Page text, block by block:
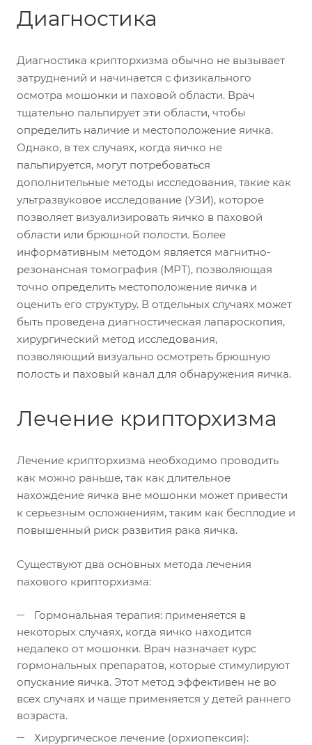
Диагностика
Диагностика крипторхизма обычно не вызывает
затруднений и начинается с физикального
осмотра мошонки и паховой области. Врач
тщательно пальпирует эти области, чтобы
определить наличие и местоположение яичка.
Однако, в тех случаях, когда яичко не
пальпируется, могут потребоваться
дополнительные методы исследования, такие как
ультразвуковое исследование (УЗИ), которое
позволяет визуализировать яичко в паховой
области или брюшной полости. Более
информативным методом является магнитно-
резонансная томография (МРТ), позволяющая
точно определить местоположение яичка и
оценить его структуру. В отдельных случаях может
быть проведена диагностическая лапароскопия,
хирургический метод исследования,
позволяющий визуально осмотреть брюшную
полость и паховый канал для обнаружения яичка.
Лечение крипторхизма
Лечение крипторхизма необходимо проводить
как можно раньше, так как длительное
нахождение яичка вне мошонки может привести
к серьезным осложнениям, таким как бесплодие и
повышенный риск развития рака яичка.
Существуют два основных метода лечения
пахового крипторхизма:
Гормональная терапия: применяется в
некоторых случаях, когда яичко находится
недалеко от мошонки. Врач назначает курс
гормональных препаратов, которые стимулируют
опускание яичка. Этот метод эффективен не во
всех случаях и чаще применяется у детей раннего
возраста.
Хирургическое лечение (орхиопексия):